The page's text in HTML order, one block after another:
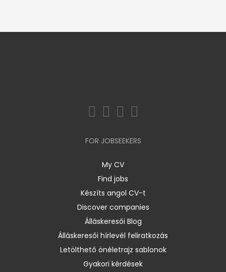
FOR JOBSEEKERS
My CV
Find jobs
Készíts angol CV-t
Discover companies
Álláskeresői Blog
Álláskeresői hírlevél feliratkozás
Letölthető önéletrajz sablonok
Gyakori kérdések